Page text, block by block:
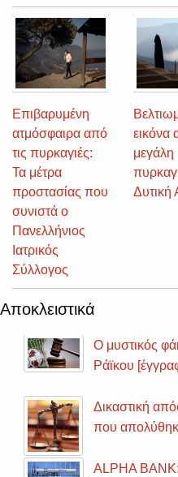
Επιβαρυμένη
ατμόσφαιρα από
τις πυρκαγιές:
Τα μέτρα
προστασίας που
συνιστά ο
Πανελλήνιος
Ιατρικός
Σύλλογος
εικόνα
μεγάλη
Δυτική
Αποκλειστικά
Ο μυστικός
Ράϊκου
Δικαστική
που
ALPHA